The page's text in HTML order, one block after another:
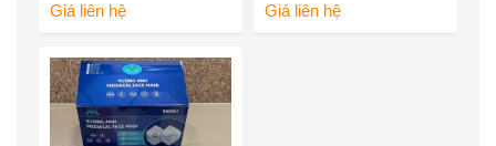
Giá liên hệ Giá liên hệ